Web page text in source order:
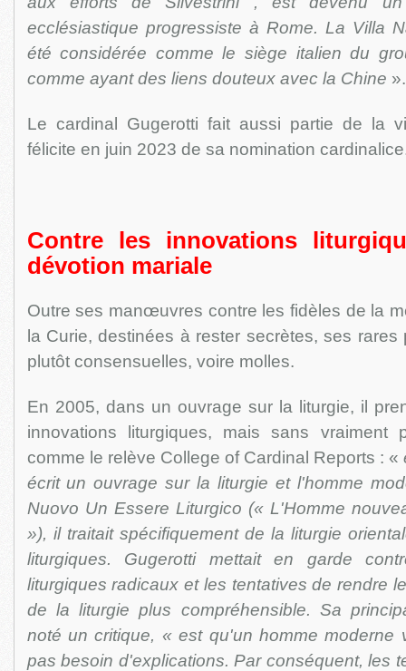
ecclésiastique progressiste à Rome. La Villa
été considérée comme le siège italien du
comme ayant des liens douteux avec la Chine ».
Le cardinal Gugerotti fait aussi partie de la
félicite en juin 2023 de sa nomination
Contre les innovations
dévotion mariale
Outre ses manœuvres contre les fidèles de la
la Curie, destinées à rester secrètes, ses
plutôt consensuelles, voire molles.
En 2005, dans un ouvrage sur la liturgie, il
innovations liturgiques, mais sans vraiment
comme le relève College of Cardinal Reports : «
écrit un ouvrage sur la liturgie et l'homme
Nuovo Un Essere Liturgico (« L'Homme
»), il traitait spécifiquement de la liturgie
liturgiques. Gugerotti mettait en garde
liturgiques radicaux et les tentatives de rendre
de la liturgie plus compréhensible. Sa
noté un critique, « est qu'un homme moderne
pas besoin d'explications. Par conséquent, les